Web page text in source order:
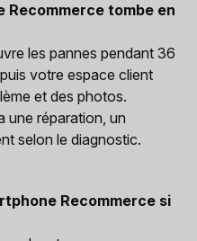
Recommerce tombe en
les pannes pendant 36
votre espace client
et des photos.
une réparation, un
selon le diagnostic.
Recommerce si